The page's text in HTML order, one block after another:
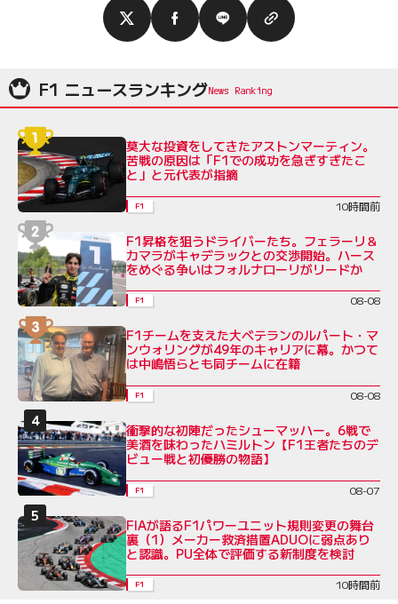
F1 ニュースランキング
莫大な投資をしてきたアストンマーティン。
苦戦の原因は「F1での成功を急ぎすぎたこ
と」と元代表が指摘
F1 10時間前
F1昇格を狙うドライバーたち。フェラーリ＆
カマラがキャデラックとの交渉開始。ハース
をめぐる争いはフォルナローリがリードか
F1 08-08
F1チームを支えた大ベテランのルパート・マ
ンウォリングが49年のキャリアに幕。かつて
は中嶋悟らとも同チームに在籍
F1 08-08
衝撃的な初陣だったシューマッハー。6戦で
美酒を味わったハミルトン【F1王者たちのデ
ビュー戦と初優勝の物語】
F1 08-07
FIAが語るF1パワーユニット規則変更の舞台
裏（1）メーカー救済措置ADUOに弱点あり
と認識。PU全体で評価する新制度を検討
F1 10時間前